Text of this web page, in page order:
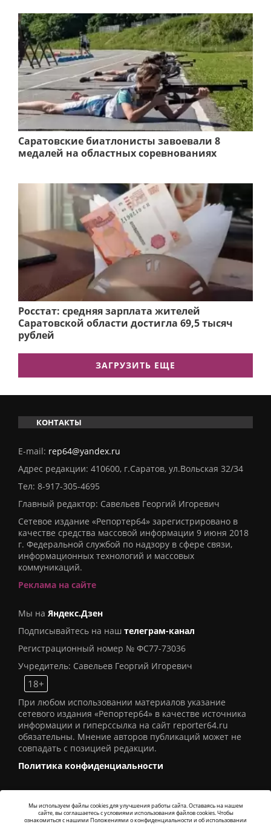
Саратовские биатлонисты завоевали 8
медалей на областных соревнованиях
Росстат: средняя зарплата жителей
Саратовской области достигла 69,5 тысяч
рублей
ЗАГРУЗИТЬ ЕЩЕ
КОНТАКТЫ
E-mail: rep64@yandex.ru
Адрес редакции: 410600, г.Саратов, ул.Вольская 32/34
Тел: 8-917-305-4695
Главный редактор: Савельев Георгий Игоревич
Сетевое издание «Репортер64» зарегистрировано в
качестве средства массовой информации 9 июня 2018
г. Федеральной службой по надзору в сфере связи,
информационных технологий и массовых
коммуникаций.
Реклама на сайте
Мы на Яндекс.Дзен
Подписывайтесь на наш телеграм-канал
Регистрационный номер № ФС77-73036
Учредитель: Савельев Георгий Игоревич
18+
При любом использовании материалов указание
сетевого издания «Репортер64» в качестве источника
информации и гиперссылка на сайт reporter64.ru
обязательны. Мнение авторов публикаций может не
совпадать с позицией редакции.
Политика конфиденциальности
© 2016СИ «Репортер64». Все права защищены -
Мы используем файлы cookies для улучшения работы сайта. Оставаясь на нашем
сайте, вы соглашаетесь с условиями использования файлов cookies. Чтобы
ознакомиться с нашими Положениями о конфиденциальности и об использовании